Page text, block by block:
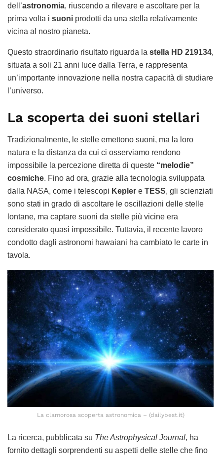
dell’astronomia, riuscendo a rilevare e ascoltare per la
prima volta i suoni prodotti da una stella relativamente
vicina al nostro pianeta.
Questo straordinario risultato riguarda la stella HD 219134,
situata a soli 21 anni luce dalla Terra, e rappresenta
un’importante innovazione nella nostra capacità di studiare
l’universo.
La scoperta dei suoni stellari
Tradizionalmente, le stelle emettono suoni, ma la loro
natura e la distanza da cui ci osserviamo rendono
impossibile la percezione diretta di queste “melodie”
cosmiche. Fino ad ora, grazie alla tecnologia sviluppata
dalla NASA, come i telescopi Kepler e TESS, gli scienziati
sono stati in grado di ascoltare le oscillazioni delle stelle
lontane, ma captare suoni da stelle più vicine era
considerato quasi impossibile. Tuttavia, il recente lavoro
condotto dagli astronomi hawaiani ha cambiato le carte in
tavola.
La clamorosa scoperta astronomica – (dailybest.it)
La ricerca, pubblicata su The Astrophysical Journal, ha
fornito dettagli sorprendenti su aspetti delle stelle che fino